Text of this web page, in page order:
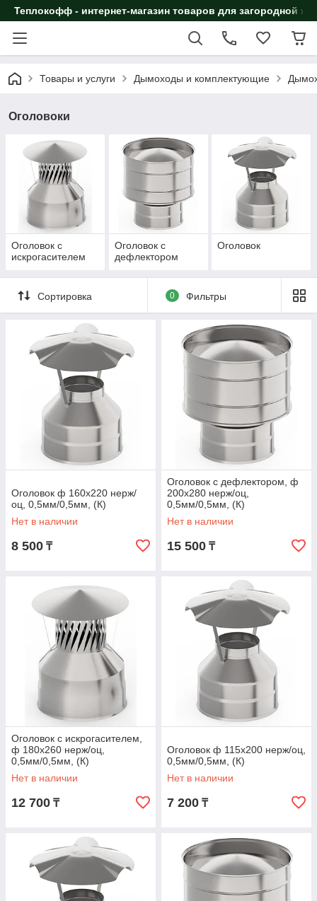
Теплокофф - интернет-магазин товаров для загородной
Товары и услуги Дымоходы и комплектующие
Оголовоки
Оголовок с
искрогасителем
Оголовок с
дефлектором
Оголовок
Сортировка 0 Фильтры
Оголовок ф 160х220 нерж/
оц, 0,5мм/0,5мм, (К)
Нет в наличии
8 500 ₸
Оголовок с дефлектором, ф
200х280 нерж/оц,
0,5мм/0,5мм, (К)
Нет в наличии
15 500 ₸
Оголовок с искрогасителем,
ф 180х260 нерж/оц,
0,5мм/0,5мм, (К)
Нет в наличии
12 700 ₸
Оголовок ф 115х200 нерж/оц,
0,5мм/0,5мм, (К)
Нет в наличии
7 200 ₸